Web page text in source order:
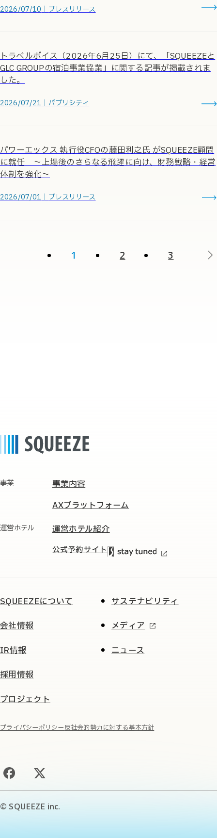
2026/07/10 ｜ プレスリリース
トラベルボイス（2026年6月25日）にて、「SQUEEZEと
GLC GROUPの宿泊事業協業」に関する記事が掲載されま
した。
2026/07/21｜パブリシティ
パワーエックス 執行役CFOの藤田利之氏 がSQUEEZE顧問
に就任 〜上場後のさらなる飛躍に向け、財務戦略・経営
体制を強化〜
2026/07/01 プレスリリース
1 2 3
事業
事業内容
AXプラットフォーム
運営ホテル 運営ホテル紹介
公式予約サイト
SQUEEZEについて
会社情報
IR情報
採用情報
プロジェクト
サステナビリティ
メディア
ニュース
プライバシーポリシー反社会的勢力に対する基本方針
© SQUEEZE inc.